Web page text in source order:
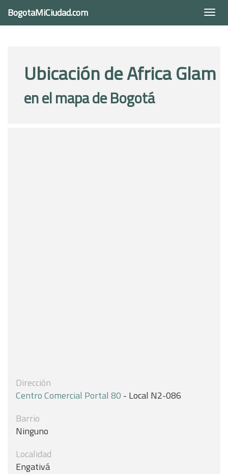
BogotaMiCiudad.com
Ubicación de Africa Glam
en el mapa de Bogotá
Dirección
Centro Comercial Portal 80 - Local N2-086
Barrio
Ninguno
Localidad
Engativá